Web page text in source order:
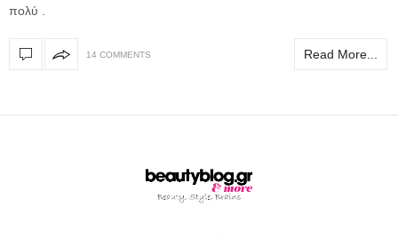
πολύ .
14 COMMENTS Read More...